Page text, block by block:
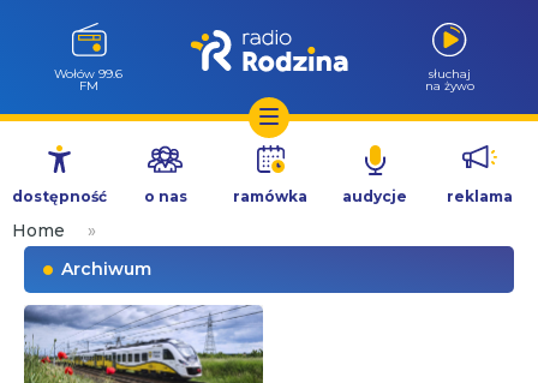
Przejdź
treści
Wołów 99.6
FM
słuchaj
na żywo
dostępność o nas ramówka audycje reklama
Home
»
Archiwum